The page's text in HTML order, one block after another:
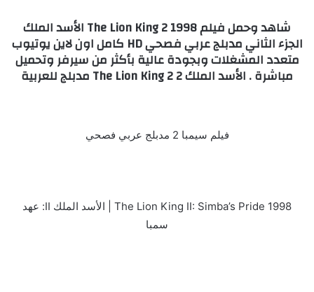
شاهد وحمل فيلم The Lion King 2 1998 الأسد الملك
الجزء الثاني مدبلج عربي فصحي HD كامل اون لاين يوتيوب
متعدد المشغلات وبجودة عالية بأكثر من سيرفر وتحميل
مباشرة . الأسد الملك 2 The Lion King 2 مدبلج للعربية
فيلم سيمبا 2 مدبلج عربي فصحي
The Lion King II: Simba’s Pride 1998 | الأسد الملك II: عهد
سمبا